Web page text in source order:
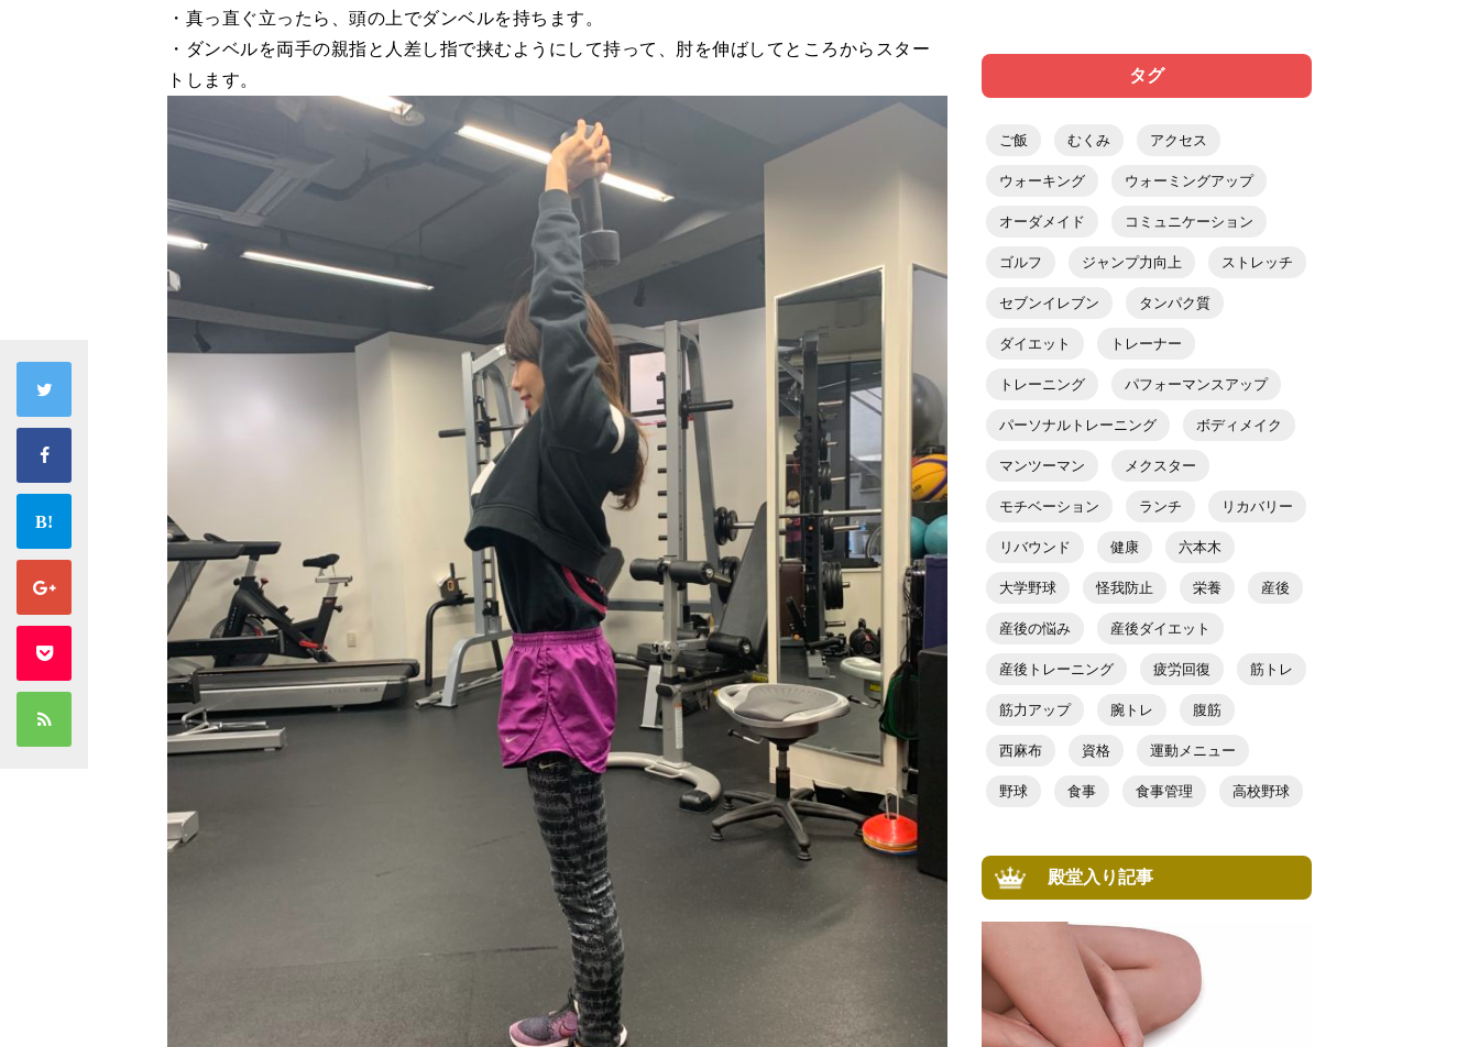
・真っ直ぐ立ったら、頭の上でダンベルを持ちます。
・ダンベルを両手の親指と人差し指で挟むようにして持って、肘を伸ばしてところからスター
トします。
タグ
ご飯 むくみ アクセス
ウォーキング ウォーミングアップ
オーダメイド コミュニケーション
ゴルフ ジャンプ力向上 ストレッチ
セブンイレブン タンパク質
ダイエット トレーナー
トレーニング パフォーマンスアップ
パーソナルトレーニング ボディメイク
マンツーマン メクスター
モチベーション ランチ リカバリー
リバウンド 健康 六本木
大学野球 怪我防止 栄養 産後
産後の悩み 産後ダイエット
産後トレーニング 疲労回復 筋トレ
筋力アップ 腕トレ 腹筋
西麻布 資格 運動メニュー
野球 食事 食事管理 高校野球
殿堂入り記事